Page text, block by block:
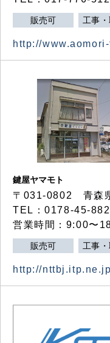
販売可 工事
http://
鍵屋ヤマモト
〒031-0802 青森
TEL：0178-45-
営業時間：9:00〜
販売可 工事
http://